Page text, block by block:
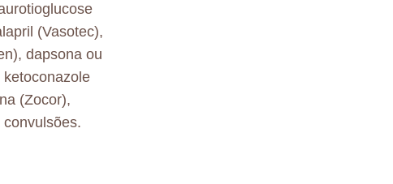
(Vasotec),
dapsona ou
(Zocor),